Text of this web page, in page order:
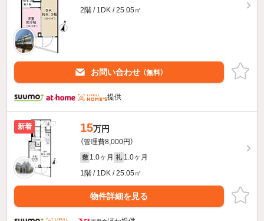
2階 / 1DK / 25.05㎡
お問い合わせ （無料）
提供
新着 15万円
（管理費8,000円）
敷 1.0ヶ月 礼 1.0ヶ月
1階 / 1DK / 25.05㎡
物件詳細を見る